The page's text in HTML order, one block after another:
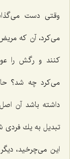
وقتی دست
می‌كرد، آن كه
كنند و رگش را
می‌كرد چه شد؟
داشته باشد آن
تبدیل به یك
این می‌چرخید،